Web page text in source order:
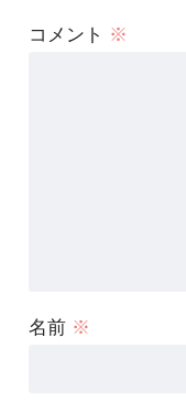
コメント ※
名前 ※